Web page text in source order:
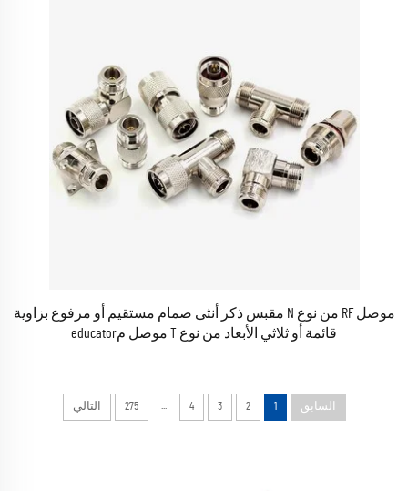
موصل RF من نوع N مقبس ذكر أنثى صمام مستقيم أو مرفوع بزاوية
قائمة أو ثلاثي الأبعاد من نوع T موصل مeducator
السابق 1
2
3
4
...
275 التالي